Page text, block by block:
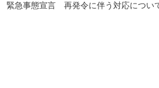
緊急事態宣言 再発令に伴う対応につい